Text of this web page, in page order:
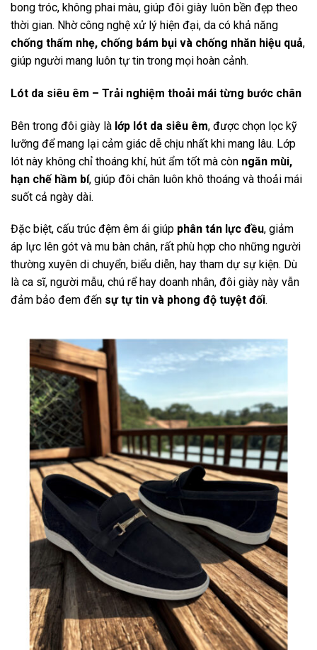
bong tróc, không phai màu, giúp đôi giày luôn bền đẹp theo
thời gian. Nhờ công nghệ xử lý hiện đại, da có khả năng
chống thấm nhẹ, chống bám bụi và chống nhăn hiệu quả,
giúp người mang luôn tự tin trong mọi hoàn cảnh.
Lót da siêu êm – Trải nghiệm thoải mái từng bước chân
Bên trong đôi giày là lớp lót da siêu êm, được chọn lọc kỹ
lưỡng để mang lại cảm giác dễ chịu nhất khi mang lâu. Lớp
lót này không chỉ thoáng khí, hút ẩm tốt mà còn ngăn mùi,
hạn chế hầm bí, giúp đôi chân luôn khô thoáng và thoải mái
suốt cả ngày dài.
Đặc biệt, cấu trúc đệm êm ái giúp phân tán lực đều, giảm
áp lực lên gót và mu bàn chân, rất phù hợp cho những người
thường xuyên di chuyển, biểu diễn, hay tham dự sự kiện. Dù
là ca sĩ, người mẫu, chú rể hay doanh nhân, đôi giày này vẫn
đảm bảo đem đến sự tự tin và phong độ tuyệt đối.